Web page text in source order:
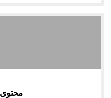
محتوى BIM